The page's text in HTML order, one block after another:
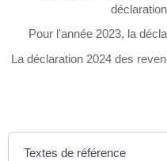
Pour l'année 2023, la
La déclaration 2024 des
Textes de référence